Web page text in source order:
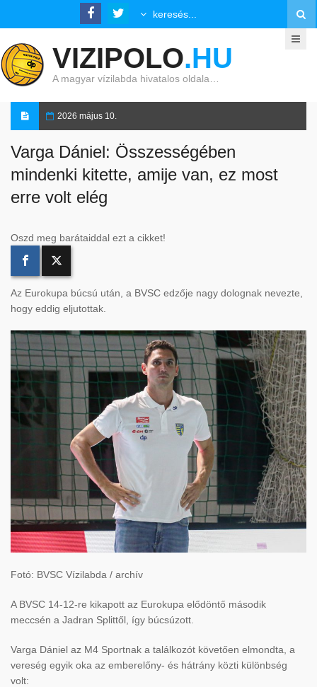
VIZIPOLO.HU
A magyar vízilabda hivatalos oldala…
2026 május 10.
Varga Dániel: Összességében
mindenki kitette, amije van, ez most
erre volt elég
Oszd meg barátaiddal ezt a cikket!
Az Eurokupa búcsú után, a BVSC edzője nagy dolognak nevezte,
hogy eddig eljutottak.
Fotó: BVSC Vízilabda / archív
A BVSC 14-12-re kikapott az Eurokupa elődöntő második
meccsén a Jadran Splittől, így búcsúzott.
Varga Dániel az M4 Sportnak a találkozót követően elmondta, a
vereség egyik oka az emberelőny- és hátrány közti különbség
volt: